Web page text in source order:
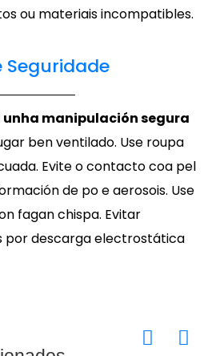
ou materiais incompatibles.
Seguridade
unha manipulación segura
ben ventilado. Use roupa
Evite o contacto coa pel
de po e aerosois. Use
fagan chispa. Evitar
​​por descarga electrostática